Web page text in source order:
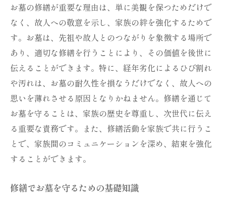
修繕で実現するお墓の美しさ
お墓の修繕で敬意を深める方法
修繕が叶えるお墓の新たな姿
敬意を込めたお墓修繕の手順
墓石交換が必要なタイミングとは
墓石交換の適切な時期を知る
修繕と墓石交換の判断基準
交換でお墓を守る重要な理由
墓石交換を考えるべきサイン
交換と修繕のバランスを考える
お墓を守るための交換時期
お墓の修繕が重要な理由は、単に美観を保つためだけで
なく、故人への敬意を示し、家族の絆を強化するためで
す。お墓は、先祖や故人とのつながりを象徴する場所で
あり、適切な修繕を行うことにより、その価値を後世に
伝えることができます。特に、経年劣化によるひび割れ
や汚れは、お墓の耐久性を損なうだけでなく、故人への
思いを薄れさせる原因となりかねません。修繕を通じて
お墓を守ることは、家族の歴史を尊重し、次世代に伝え
る重要な責務です。また、修繕活動を家族で共に行うこ
とで、家族間のコミュニケーションを深め、結束を強化
することができます。
修繕でお墓を守るための基礎知識